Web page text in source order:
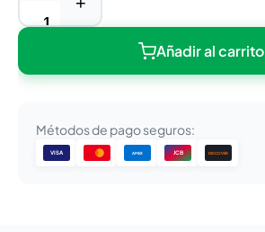
Añadir al carrito
Métodos de pago seguros:
VISA AMEX JCB DISCOVER